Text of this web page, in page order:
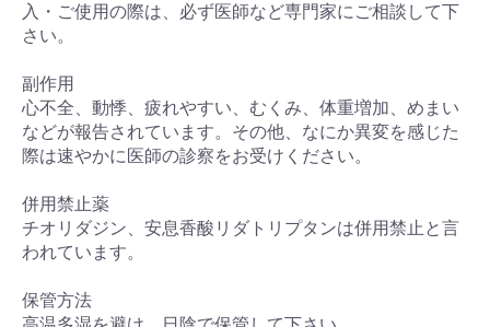
入・ご使用の際は、必ず医師など専門家にご相談して下
さい。
副作用
心不全、動悸、疲れやすい、むくみ、体重増加、めまい
などが報告されています。その他、なにか異変を感じた
際は速やかに医師の診察をお受けください。
併用禁止薬
チオリダジン、安息香酸リダトリプタンは併用禁止と言
われています。
保管方法